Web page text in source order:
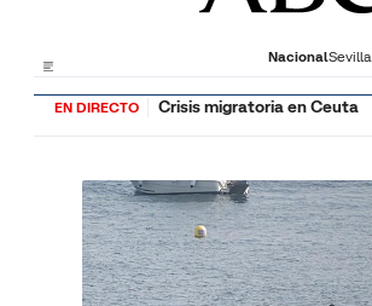
NacionalSevilla
EN DIRECTO Crisis migratoria en Ceuta